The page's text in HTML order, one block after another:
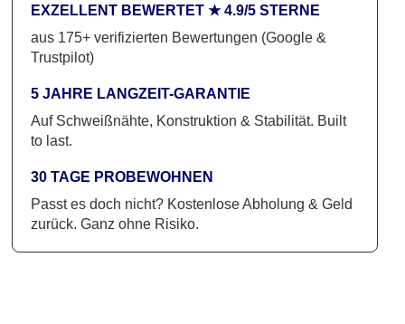
EXZELLENT BEWERTET ★ 4.9/5 STERNE
aus 175+ verifizierten Bewertungen (Google &
Trustpilot)
5 JAHRE LANGZEIT-GARANTIE
Auf Schweißnähte, Konstruktion & Stabilität. Built
to last.
30 TAGE PROBEWOHNEN
Passt es doch nicht? Kostenlose Abholung & Geld
zurück. Ganz ohne Risiko.